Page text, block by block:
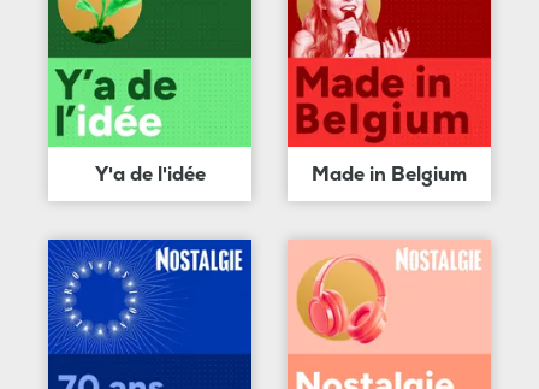
Y'a de l'idée Made in Belgium